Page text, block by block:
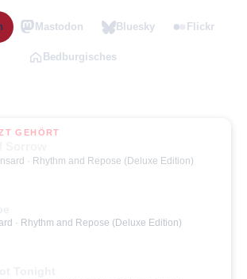
Mastodon Bluesky Flickr
Bedburgisches
GEHÖRT
· Rhythm and Repose (Deluxe Edition)
· Rhythm and Repose (Deluxe Edition)